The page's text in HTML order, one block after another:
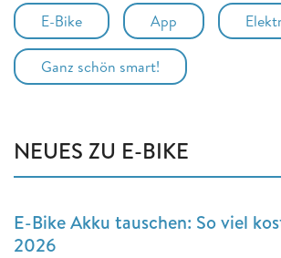
E-Bike App
Ganz schön smart!
NEUES ZU E-BIKE
E-Bike Akku tauschen: So viel
2026